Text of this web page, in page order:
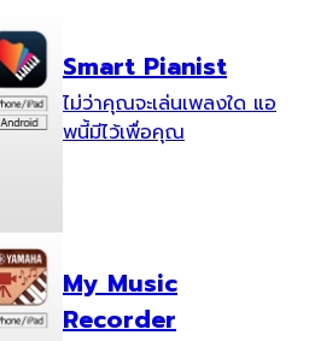
Smart Pianist
ไม่ว่าคุณจะเล่นเพลงใด แอ
พนี้มีไว้เพื่อคุณ
My Music
Recorder